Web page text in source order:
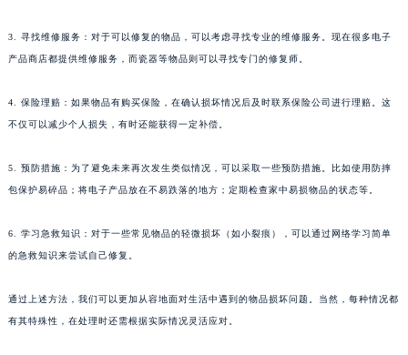
3. 寻找维修服务：对于可以修复的物品，可以考虑寻找专业的维修服务。现在很多电子
产品商店都提供维修服务，而瓷器等物品则可以寻找专门的修复师。
4. 保险理赔：如果物品有购买保险，在确认损坏情况后及时联系保险公司进行理赔。这
不仅可以减少个人损失，有时还能获得一定补偿。
5. 预防措施：为了避免未来再次发生类似情况，可以采取一些预防措施。比如使用防摔
包保护易碎品；将电子产品放在不易跌落的地方；定期检查家中易损物品的状态等。
6. 学习急救知识：对于一些常见物品的轻微损坏（如小裂痕），可以通过网络学习简单
的急救知识来尝试自己修复。
通过上述方法，我们可以更加从容地面对生活中遇到的物品损坏问题。当然，每种情况都
有其特殊性，在处理时还需根据实际情况灵活应对。